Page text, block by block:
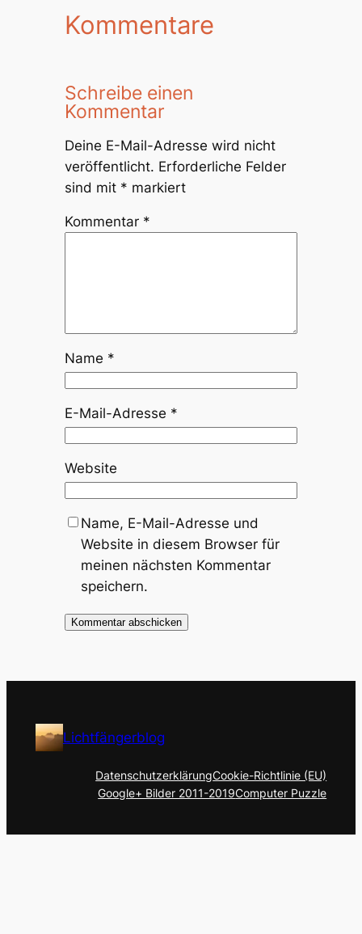
Kommentare
Schreibe einen
Kommentar
Deine E-Mail-Adresse wird nicht
veröffentlicht. Erforderliche Felder
sind mit * markiert
Kommentar *
Name *
E-Mail-Adresse *
Website
Name, E-Mail-Adresse und
Website in diesem Browser für
meinen nächsten Kommentar
speichern.
Lichtfängerblog
DatenschutzerklärungCookie-Richtlinie (EU)
Google+ Bilder 2011-2019Computer Puzzle